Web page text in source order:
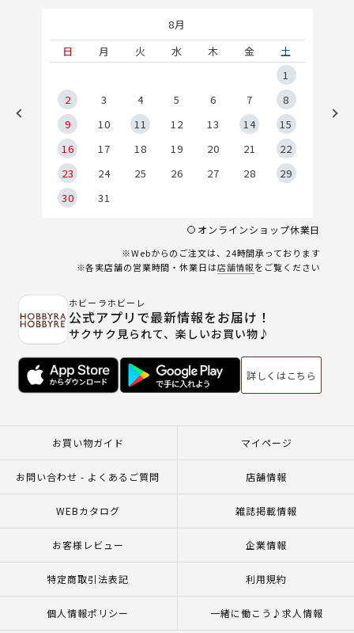
8月
日
月 火 水 木 金
土
1
2
3 4 5 6 7
8
9
10 11 12 13 14
15
16
17 18 19 20 21
22
23
24 25 26 27 28
29
30
31
オンラインショップ休業日
※Webからのご注文は、24時間承っております
※各実店舗の営業時間・休業日は店舗情報をご覧ください
ホビーラホビーレ
公式アプリで最新情報をお届け！
サクサク見られて、楽しいお買い物♪
詳しくはこちら
お買い物ガイド マイページ
お問い合わせ - よくあるご質問 店舗情報
WEBカタログ 雑誌掲載情報
お客様レビュー 企業情報
特定商取引法表記 利用規約
個人情報ポリシー 一緒に働こう♪求人情報